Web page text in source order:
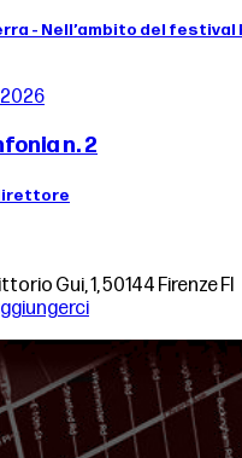
- Nell’ambito del festival
n. 2
Gui, 1, 50144 Firenze FI